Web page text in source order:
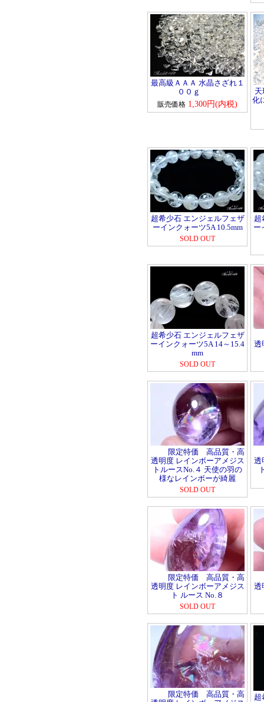
最高級ＡＡＡ 水晶さざれ１
００ｇ
販売価格 1,300円(内税)
化
超希少石 エンジェルフェザ
ーインクォーツ5A 10.5mm
SOLD OUT
超
ー
超希少石 エンジェルフェザ
ーインクォーツ5A 14～15.4
mm
SOLD OUT
透
限定特価 高品質・高
透明度 レインボーアメジス
トルースNo.４ 天使の羽の
様なレインボーが綺麗
SOLD OUT
透
限定特価 高品質・高
透明度 レインボーアメジス
ト ルース No.８
SOLD OUT
透
限定特価 高品質・高
超